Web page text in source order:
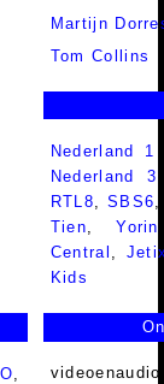
Martijn
Tom Collins
Nederland
Nederland
RTL8 ,SBS6
Tien ,Yorin
Central
Kids